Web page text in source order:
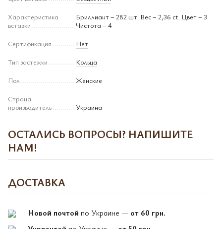
Характеристика
вставки
Бриллиант – 282 шт. Вес – 2,36 ct. Цвет – 3.
Чистота – 4
Сертификация
Нет
Тип застежки
Кольца
Пол
Женские
Страна
производитель
Украина
ОСТАЛИСЬ ВОПРОСЫ? НАПИШИТЕ
НАМ!
ДОСТАВКА
Новой почтой по Украине — от 60 грн.